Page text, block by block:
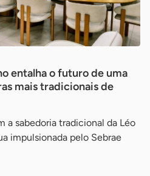
entalha o futuro de uma
mais tradicionais de
a sabedoria tradicional da Léo
impulsionada pelo Sebrae